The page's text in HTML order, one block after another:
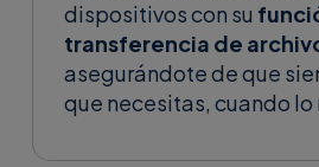
dispositivos con su
transferencia de
asegurándote de que
que necesitas, cuando lo